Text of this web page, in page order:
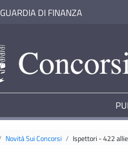
GUARDIA DI FINANZA
Novità Sui Concorsi Ispettori - 422